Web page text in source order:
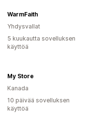
WarmFaith
Yhdysvallat
5 kuukautta sovelluksen
käyttöä
My Store
Kanada
10 päivää sovelluksen
käyttöä